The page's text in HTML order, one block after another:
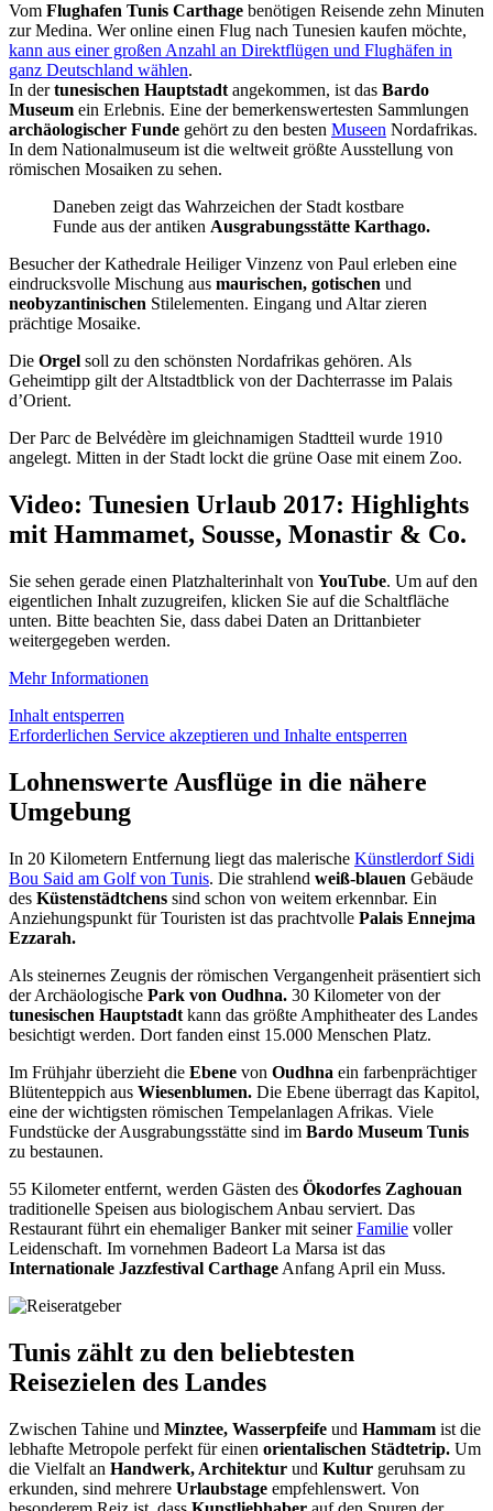
Vom Flughafen Tunis Carthage benötigen Reisende zehn Minuten
zur Medina. Wer online einen Flug nach Tunesien kaufen möchte,
kann aus einer großen Anzahl an Direktflügen und Flughäfen in
ganz Deutschland wählen.
In dertunesischen Hauptstadt angekommen, ist das Bardo
Museum ein Erlebnis. Eine der bemerkenswertesten Sammlungen
archäologischer Funde gehört zu den besten Museen Nordafrikas.
In dem Nationalmuseum ist die weltweit größte Ausstellung von
römischen Mosaiken zu sehen.
Daneben zeigt das Wahrzeichen der Stadt kostbare
Funde aus der antiken Ausgrabungsstätte Karthago.
Besucher der Kathedrale Heiliger Vinzenz von Paul erleben eine
eindrucksvolle Mischung aus maurischen, gotischen und
neobyzantinischen Stilelementen. Eingang und Altar zieren
prächtige Mosaike.
Die Orgel soll zu den schönsten Nordafrikas gehören. Als
Geheimtipp gilt der Altstadtblick von der Dachterrasse im Palais
d’Orient.
Der Parc de Belvédère im gleichnamigen Stadtteil wurde 1910
angelegt. Mitten in der Stadt lockt die grüne Oase mit einem Zoo.
Video: Tunesien Urlaub 2017: Highlights
mit Hammamet, Sousse, Monastir & Co.
Sie sehen gerade einen Platzhalterinhalt von YouTube. Um auf den
eigentlichen Inhalt zuzugreifen, klicken Sie auf die Schaltfläche
unten. Bitte beachten Sie, dass dabei Daten an Drittanbieter
weitergegeben werden.
Mehr Informationen
Inhalt entsperren
Erforderlichen Service akzeptieren und Inhalte entsperren
Lohnenswerte Ausflüge in die nähere
Umgebung
In 20 Kilometern Entfernung liegt das malerische Künstlerdorf Sidi
Bou Said am Golf von Tunis. Die strahlend weiß-blauen Gebäude
des Küstenstädtchens sind schon von weitem erkennbar. Ein
Anziehungspunkt für Touristen ist das prachtvolle Palais Ennejma
Ezzarah.
Als steinernes Zeugnis der römischen Vergangenheit präsentiert sich
der Archäologische Park von Oudhna. 30 Kilometer von der
tunesischen Hauptstadt kann das größte Amphitheater des Landes
besichtigt werden. Dort fanden einst 15.000 Menschen Platz.
Im Frühjahr überzieht die Ebene von Oudhna ein farbenprächtiger
Blütenteppich aus Wiesenblumen. Die Ebene überragt das Kapitol,
eine der wichtigsten römischen Tempelanlagen Afrikas. Viele
Fundstücke der Ausgrabungsstätte sind im Bardo Museum Tunis
zu bestaunen.
55 Kilometer entfernt, werden Gästen des Ökodorfes Zaghouan
traditionelle Speisen aus biologischem Anbau serviert. Das
Restaurant führt ein ehemaliger Banker mit seinerFamilie voller
Leidenschaft. Im vornehmen Badeort La Marsa ist das
Internationale Jazzfestival Carthage Anfang April ein Muss.
Tunis zählt zu den beliebtesten
Reisezielen des Landes
Zwischen Tahine und Minztee, Wasserpfeife und Hammam ist die
lebhafte Metropole perfekt für einen orientalischen Städtetrip. Um
die Vielfalt an Handwerk, Architektur und Kultur geruhsam zu
erkunden, sind mehrere Urlaubstage empfehlenswert. Von